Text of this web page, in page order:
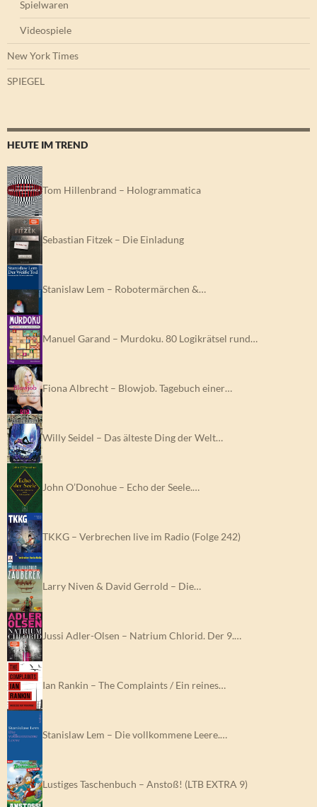
Spielwaren
Videospiele
New York Times
SPIEGEL
HEUTE IM TREND
Tom Hillenbrand – Hologrammatica
Sebastian Fitzek – Die Einladung
Stanislaw Lem – Robotermärchen &…
Manuel Garand – Murdoku. 80 Logikrätsel rund…
Fiona Albrecht – Blowjob. Tagebuch einer…
Willy Seidel – Das älteste Ding der Welt…
John O’Donohue – Echo der Seele.…
TKKG – Verbrechen live im Radio (Folge 242)
Larry Niven & David Gerrold – Die…
Jussi Adler-Olsen – Natrium Chlorid. Der 9.…
Ian Rankin – The Complaints / Ein reines…
Stanislaw Lem – Die vollkommene Leere.…
Lustiges Taschenbuch – Anstoß! (LTB EXTRA 9)